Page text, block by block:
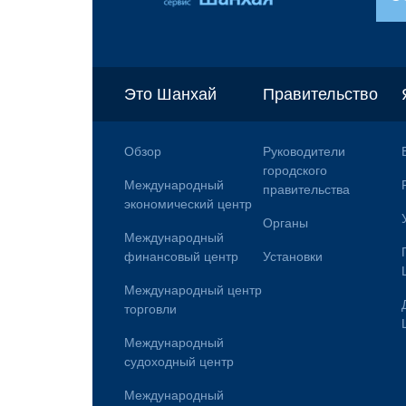
Это Шанхай
Обзор
Международный
экономический центр
Международный
финансовый центр
Международный центр
торговли
Международный
судоходный центр
Международный
Правительство
Руководители
городского
правительства
Органы
Установки